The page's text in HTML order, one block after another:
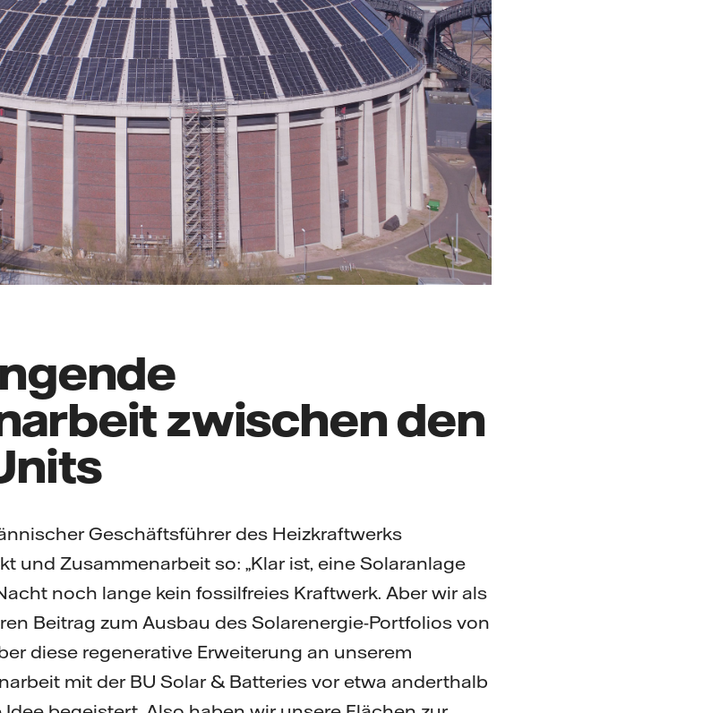
zwischen den
Geschäftsführer des Heizkraftwerks
und Zusammenarbeit so: „Klar ist, eine Solaranlage
noch lange kein fossilfreies Kraftwerk. Aber wir als
Beitrag zum Ausbau des Solarenergie-Portfolios von
diese regenerative Erweiterung an unserem
mit der BU Solar & Batteries vor etwa anderthalb